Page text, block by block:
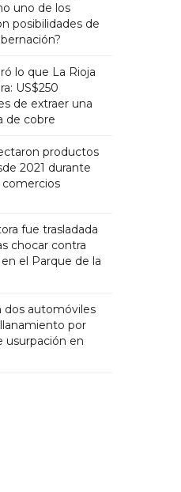
uno de los
posibilidades de
lo que La Rioja
US$250
de extraer una
de cobre
productos
2021 durante
fue trasladada
chocar contra
el Parque de la
dos automóviles
por
usurpación en